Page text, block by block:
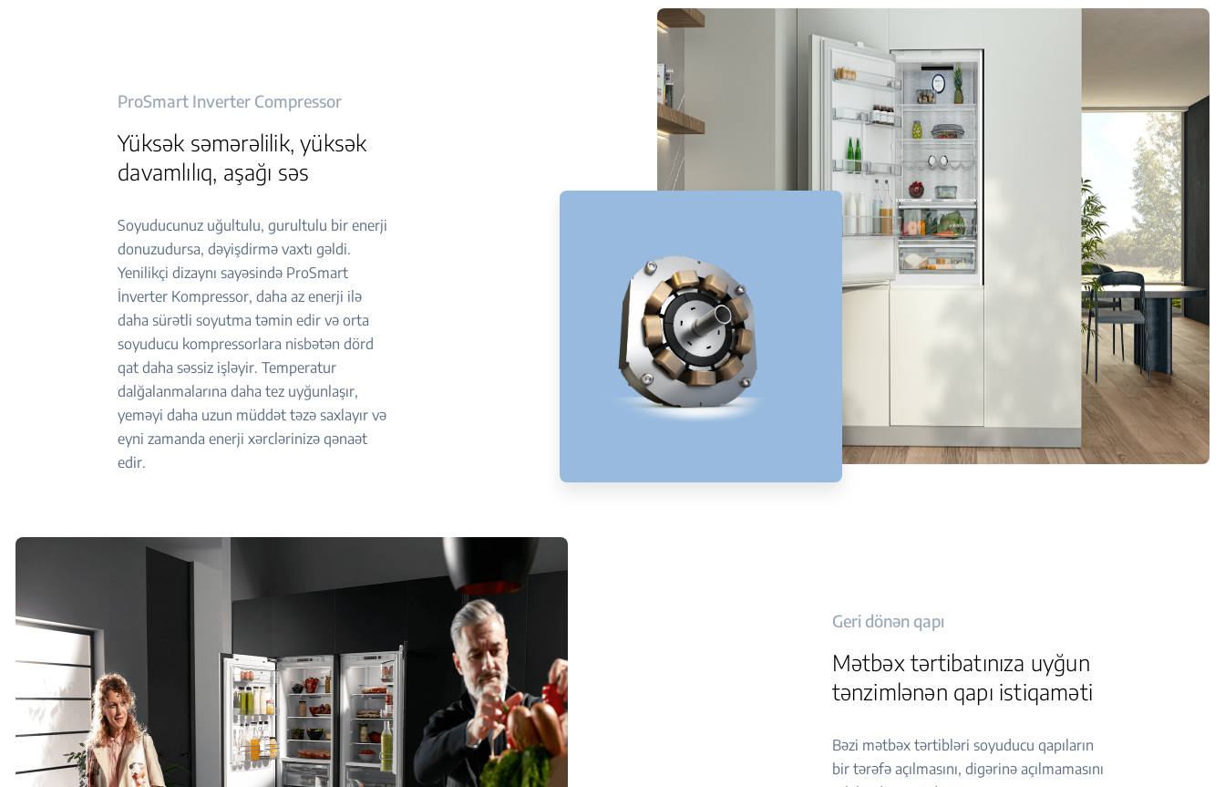
ProSmart Inverter Compressor
Yüksək səmərəlilik, yüksək
davamlılıq, aşağı səs
Soyuducunuz uğultulu, gurultulu bir enerji
donuzudursa, dəyişdirmə vaxtı gəldi.
Yenilikçi dizaynı sayəsində ProSmart
İnverter Kompressor, daha az enerji ilə
daha sürətli soyutma təmin edir və orta
soyuducu kompressorlara nisbətən dörd
qat daha səssiz işləyir. Temperatur
dalğalanmalarına daha tez uyğunlaşır,
yeməyi daha uzun müddət təzə saxlayır və
eyni zamanda enerji xərclərinizə qənaət
edir.
Geri dönən qapı
Mətbəx tərtibatınıza uyğun
tənzimlənən qapı istiqaməti
Bəzi mətbəx tərtibləri soyuducu qapıların
bir tərəfə açılmasını, digərinə açılmamasını